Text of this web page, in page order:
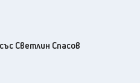
Светлин Спасов